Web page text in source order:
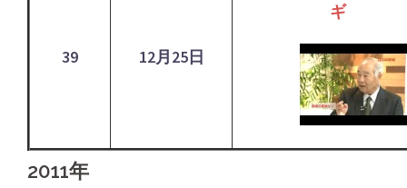
39 12月25日
ギ
2011年